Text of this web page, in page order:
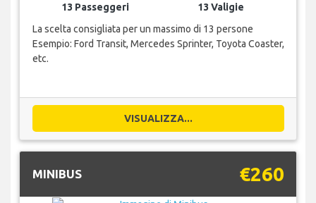
13 Passeggeri
13 Valigie
La scelta consigliata per un massimo di 13 persone
Esempio: Ford Transit, Mercedes Sprinter, Toyota Coaster,
etc.
VISUALIZZA...
MINIBUS €260